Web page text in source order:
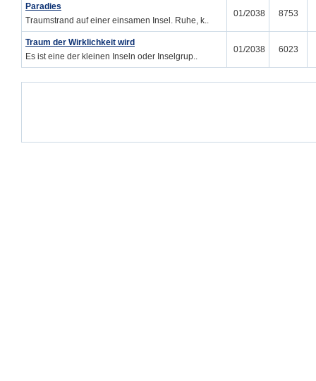
Paradies
Traumstrand auf einer einsamen Insel. Ruhe, k..
01/2038 8753
Traum der Wirklichkeit wird
Es ist eine der kleinen Inseln oder Inselgrup..
01/2038 6023